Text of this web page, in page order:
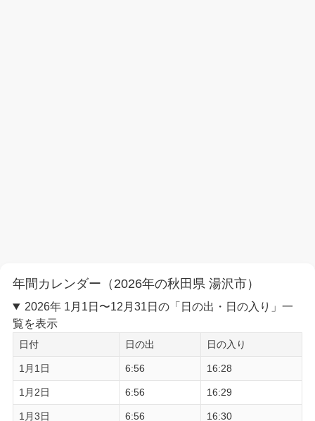
年間カレンダー（2026年の秋田県 湯沢市）
2026年 1月1日〜12月31日の「日の出・日の入り」一
覧を表示
日付 日の出 日の入り
1月1日 6:56 16:28
1月2日 6:56 16:29
1月3日 6:56 16:30